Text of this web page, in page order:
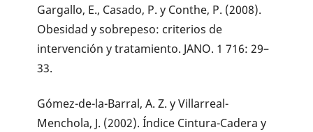
Gargallo, E., Casado, P. y Conthe, P. (2008).
Obesidad y sobrepeso: criterios de
intervención y tratamiento. JANO. 1 716: 29–
33.
Gómez-de-la-Barral, A. Z. y Villarreal-
Menchola, J. (2002). Índice Cintura-Cadera y